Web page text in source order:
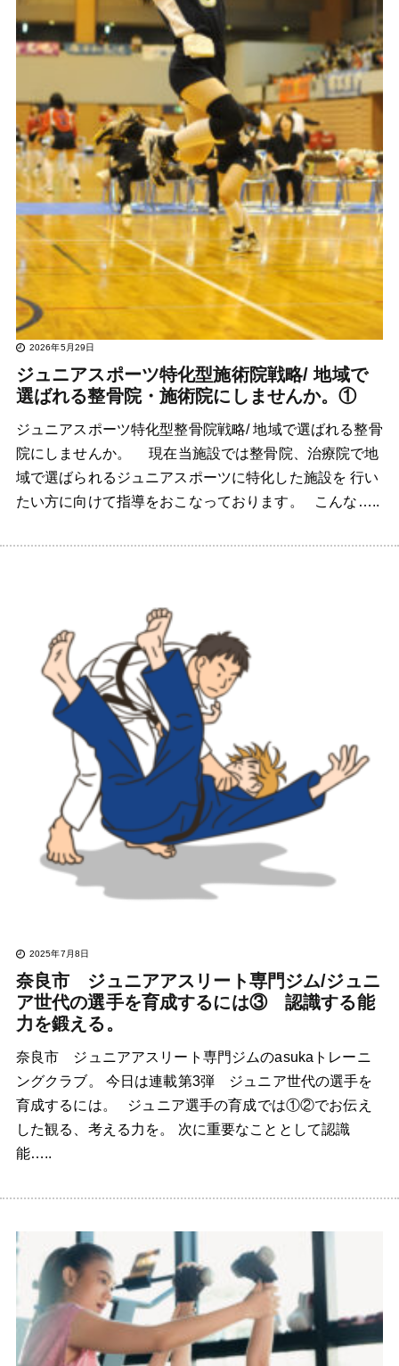
2026年5月29日
ジュニアスポーツ特化型施術院戦略/ 地域で
選ばれる整骨院・施術院にしませんか。①
ジュニアスポーツ特化型整骨院戦略/ 地域で選ばれる整骨
院にしませんか。 現在当施設では整骨院、治療院で地
域で選ばられるジュニアスポーツに特化した施設を 行い
たい方に向けて指導をおこなっております。 こんな…..
2025年7月8日
奈良市 ジュニアアスリート専門ジム/ジュニ
ア世代の選手を育成するには③ 認識する能
力を鍛える。
奈良市 ジュニアアスリート専門ジムのasukaトレーニ
ングクラブ。 今日は連載第3弾 ジュニア世代の選手を
育成するには。 ジュニア選手の育成では①②でお伝え
した観る、考える力を。 次に重要なこととして認識
能…..